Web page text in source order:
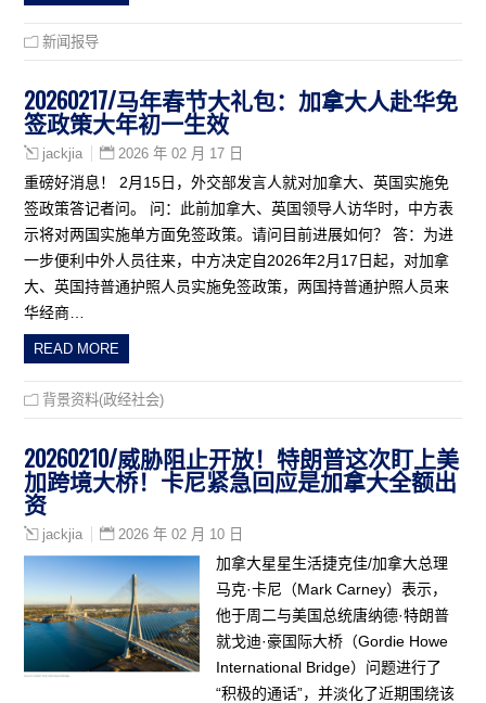
新闻报导
20260217/马年春节大礼包：加拿大人赴华免
签政策大年初一生效
jackjia 2026 年 02 月 17 日
重磅好消息！ 2月15日，外交部发言人就对加拿大、英国实施免
签政策答记者问。 问：此前加拿大、英国领导人访华时，中方表
示将对两国实施单方面免签政策。请问目前进展如何？ 答：为进
一步便利中外人员往来，中方决定自2026年2月17日起，对加拿
大、英国持普通护照人员实施免签政策，两国持普通护照人员来
华经商…
READ MORE
背景资料(政经社会)
20260210/威胁阻止开放！特朗普这次盯上美
加跨境大桥！卡尼紧急回应是加拿大全额出
资
jackjia 2026 年 02 月 10 日
加拿大星星生活捷克佳/加拿大总理
马克·卡尼（Mark Carney）表示，
他于周二与美国总统唐纳德·特朗普
就戈迪·豪国际大桥（Gordie Howe
International Bridge）问题进行了
“积极的通话”，并淡化了近期围绕该